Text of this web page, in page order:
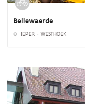
Bellewaerde
IEPER - WESTHOEK